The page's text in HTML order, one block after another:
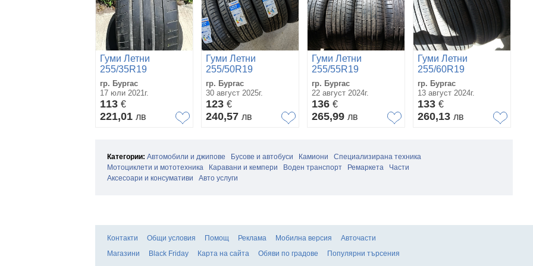
Гуми Летни
255/35R19
гр. Бургас
17 юли 2021г.
113 €
221,01 лв
Гуми Летни
255/50R19
гр. Бургас
30 август 2025г.
123 €
240,57 лв
Гуми Летни
255/55R19
гр. Бургас
22 август 2024г.
136 €
265,99 лв
Гуми Летни
255/60R19
гр. Бургас
13 август 2024г.
133 €
260,13 лв
Категории: Автомобили и джипове Бусове и автобуси Камиони
Специализирана техника
Мотоциклети и мототехника
Каравани и кемпери Воден транспорт Ремаркета
Части
Аксесоари и консумативи
Авто услуги
Контакти Общи условия Помощ Реклама Мобилна версия
Авточасти
Магазини
Black Friday Карта на сайта Обяви по градове Популярни търсения